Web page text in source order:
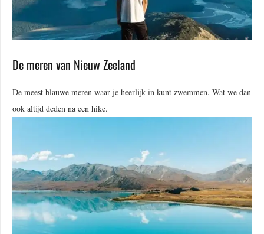
De meren van Nieuw Zeeland
De meest blauwe meren waar je heerlijk in kunt zwemmen. Wat we dan
ook altijd deden na een hike.